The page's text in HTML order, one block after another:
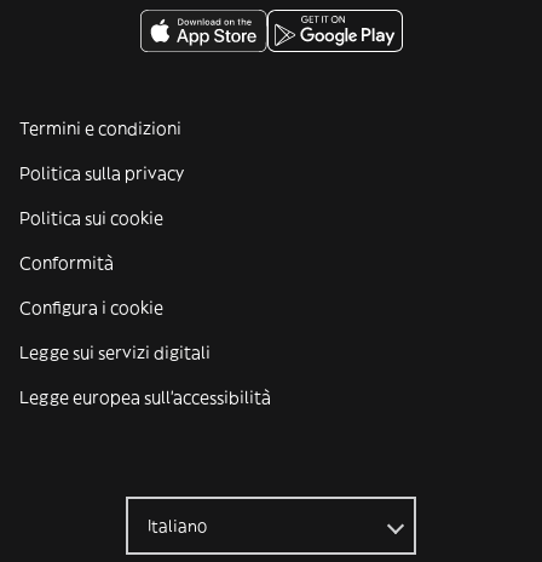
Termini e condizioni
Politica sulla privacy
Politica sui cookie
Conformità
Configura i cookie
Legge sui servizi digitali
Legge europea sull'accessibilità